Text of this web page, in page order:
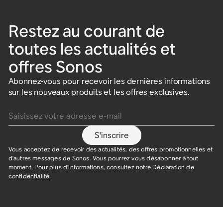
Restez au courant de
toutes les actualités et
offres Sonos
Abonnez-vous pour recevoir les dernières informations
sur les nouveaux produits et les offres exclusives.
S'inscrire
Vous acceptez de recevoir des actualités, des offres promotionnelles et
d'autres messages de Sonos. Vous pourrez vous désabonner à tout
moment. Pour plus d'informations, consultez notre Déclaration de
confidentialité.